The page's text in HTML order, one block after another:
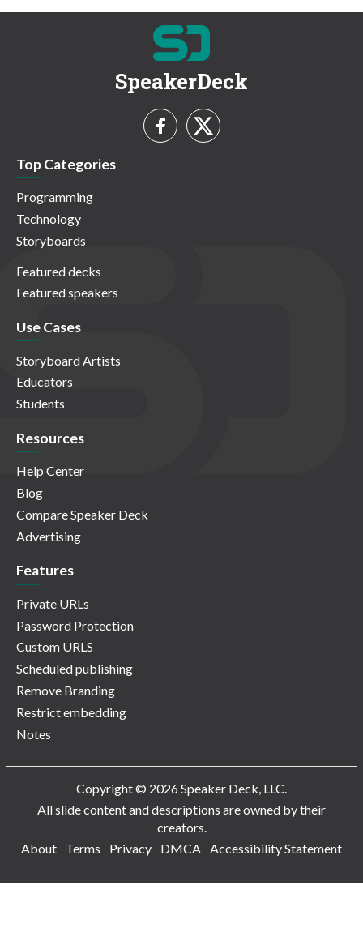
SpeakerDeck
Top Categories
Programming
Technology
Storyboards
Featured decks
Featured speakers
Use Cases
Storyboard Artists
Educators
Students
Resources
Help Center
Blog
Compare Speaker Deck
Advertising
Features
Private URLs
Password Protection
Custom URLS
Scheduled publishing
Remove Branding
Restrict embedding
Notes
Copyright © 2026 Speaker Deck, LLC.
All slide content and descriptions are owned by their
creators.
About
Terms Privacy DMCA Accessibility Statement